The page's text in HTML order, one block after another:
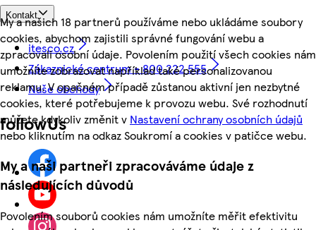
My a našich 18 partnerů používáme nebo ukládáme soubory
cookies, abychom zajistili správné fungování webu a
zpracovali osobní údaje. Povolením použití všech cookies nám
umožníte zobrazovat například také personalizovanou
reklamu. V opačném případě zůstanou aktivní jen nezbytné
cookies, které potřebujeme k provozu webu. Své rozhodnutí
můžete kdykoliv změnit v Nastavení ochrany osobních údajů
nebo kliknutím na odkaz Soukromí a cookies v patičce webu.
My a naši partneři zpracováváme údaje z
následujících důvodů
Povolením souborů cookies nám umožníte měřit efektivitu
Kontakt
itesco.cz
Zákaznické centrum - 800 222 555
Naše obchody
followUs